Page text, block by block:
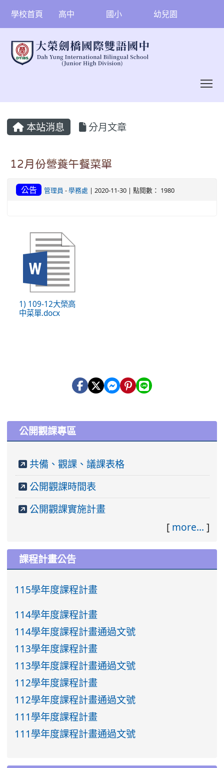
學校首頁 高中 國小 幼兒園
本站消息 分月文章
12月份營養午餐菜單
公告 管理員 -學務處 | 2020-11-30 | 點閱數： 1980
1) 109-12大榮高
中菜單.docx
公開觀課專區
共備、觀課、議課表格
公開觀課時間表
公開觀課實施計畫
[ more... ]
課程計畫公告
115學年度課程計畫
114學年度課程計畫
114學年度課程計畫通過文號
113學年度課程計畫
113學年度課程計畫通過文號
112學年度課程計畫
112學年度課程計畫通過文號
111學年度課程計畫
111學年度課程計畫通過文號